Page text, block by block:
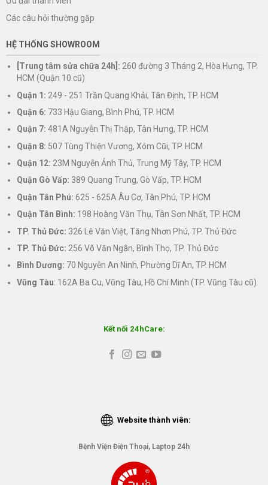
Các câu hỏi thường gặp
HỆ THỐNG SHOWROOM
[Trung tâm sửa chữa 24h]: 260 đường 3 Tháng 2, Hòa Hưng, TP.
HCM (Quận 10 cũ)
Quận 1: 249 - 251 Trần Quang Khải, Tân Định, TP. HCM
Quận 6: 733 Hậu Giang, Bình Phú, TP. HCM
Quận 7: 481A Nguyễn Thị Thập, Tân Hưng, TP. HCM
Quận 8: 507 Tùng Thiện Vương, Xóm Cũi, TP. HCM
Quận 12: 23M Nguyễn Ảnh Thủ, Trung Mỹ Tây, TP. HCM
Quận Gò Vấp: 389 Quang Trung, Gò Vấp, TP. HCM
Quận Tân Phú: 625 - 625A Âu Cơ, Tân Phú, TP. HCM
Quận Tân Bình: 198 Hoàng Văn Thụ, Tân Sơn Nhất, TP. HCM
TP. Thủ Đức: 326 Lê Văn Việt, Tăng Nhơn Phú, TP. Thủ Đức
TP. Thủ Đức: 256 Võ Văn Ngân, Bình Thọ, TP. Thủ Đức
Bình Dương: 70 Nguyễn An Ninh, Phường Dĩ An, TP. HCM
Vũng Tàu: 162A Ba Cu, Vũng Tàu, Hồ Chí Minh (TP. Vũng Tàu cũ)
Kết nối 24hCare:
Website thành viên:
Bệnh Viện Điện Thoại, Laptop 24h